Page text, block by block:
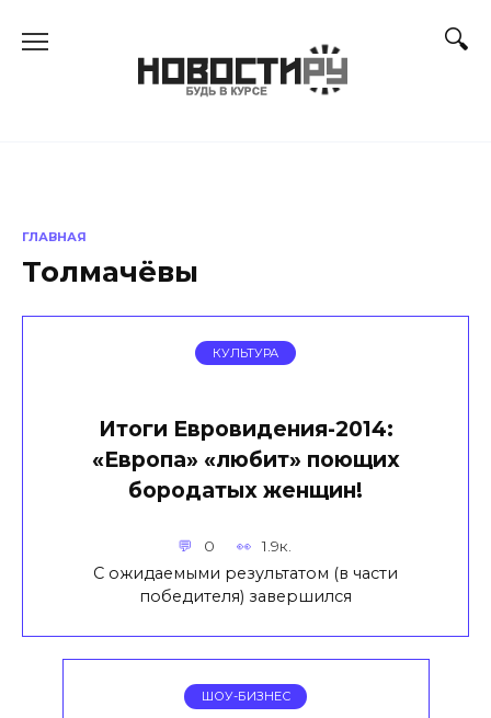
ГЛАВНАЯ
Толмачёвы
КУЛЬТУРА
Итоги Евровидения-2014:
«Европа» «любит» поющих
бородатых женщин!
0 1.9к.
С ожидаемыми результатом (в части
победителя) завершился
ШОУ-БИЗНЕС